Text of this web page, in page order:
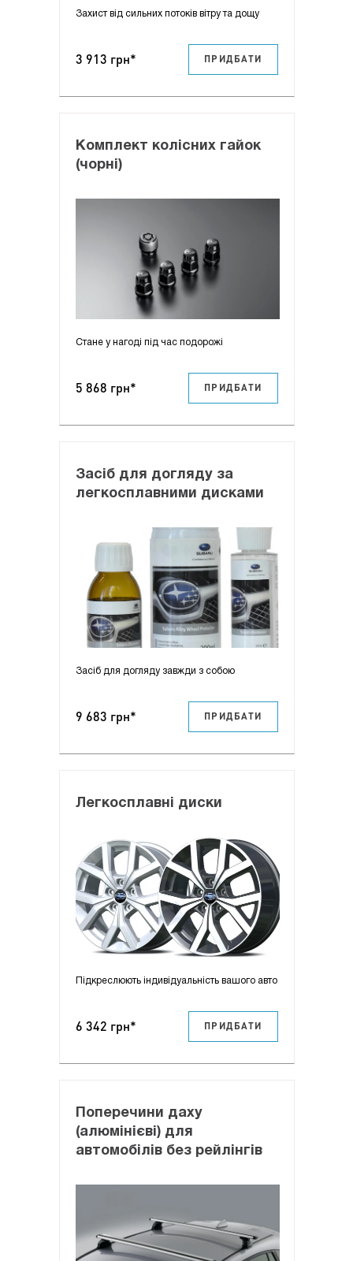
Захист від сильних потоків вітру та дощу
3 913 грн* ПРИДБАТИ
Комплект колісних гайок
(чорні)
Стане у нагоді під час подорожі
5 868 грн* ПРИДБАТИ
Засіб для догляду за
легкосплавними дисками
Засіб для догляду завжди з собою
9 683 грн* ПРИДБАТИ
Легкосплавні диски
Підкреслюють індивідуальність вашого авто
6 342 грн* ПРИДБАТИ
Поперечини даху
(алюмінієві) для
автомобілів без рейлінгів